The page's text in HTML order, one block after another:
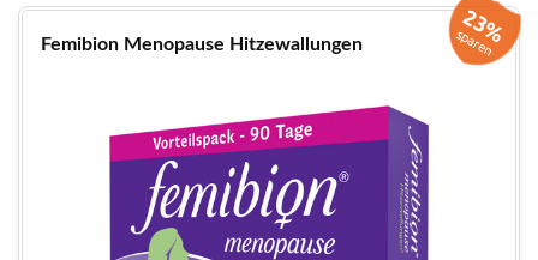
Femibion Menopause Hitzewallungen 23%
sparen